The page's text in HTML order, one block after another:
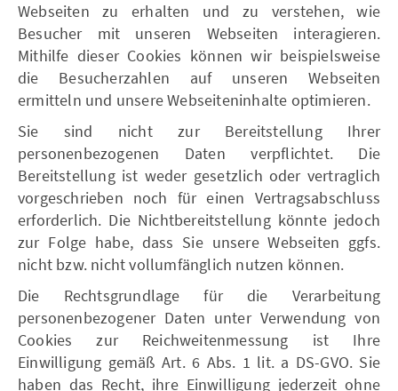
Webseiten zu erhalten und zu verstehen, wie
Besucher mit unseren Webseiten interagieren.
Mithilfe dieser Cookies können wir beispielsweise
die Besucherzahlen auf unseren Webseiten
ermitteln und unsere Webseiteninhalte optimieren.
Sie sind nicht zur Bereitstellung Ihrer
personenbezogenen Daten verpflichtet. Die
Bereitstellung ist weder gesetzlich oder vertraglich
vorgeschrieben noch für einen Vertragsabschluss
erforderlich. Die Nichtbereitstellung könnte jedoch
zur Folge habe, dass Sie unsere Webseiten ggfs.
nicht bzw. nicht vollumfänglich nutzen können.
Die Rechtsgrundlage für die Verarbeitung
personenbezogener Daten unter Verwendung von
Cookies zur Reichweitenmessung ist Ihre
Einwilligung gemäß Art. 6 Abs. 1 lit. a DS-GVO. Sie
haben das Recht, ihre Einwilligung jederzeit ohne